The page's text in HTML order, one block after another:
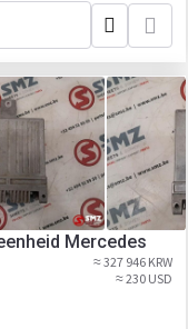
Mercedes
≈ 327 946 KRW
≈ 230 USD